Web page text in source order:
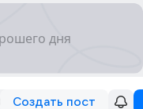
Создать пост